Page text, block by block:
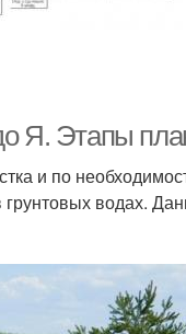
Я. Этапы
и по
водах.